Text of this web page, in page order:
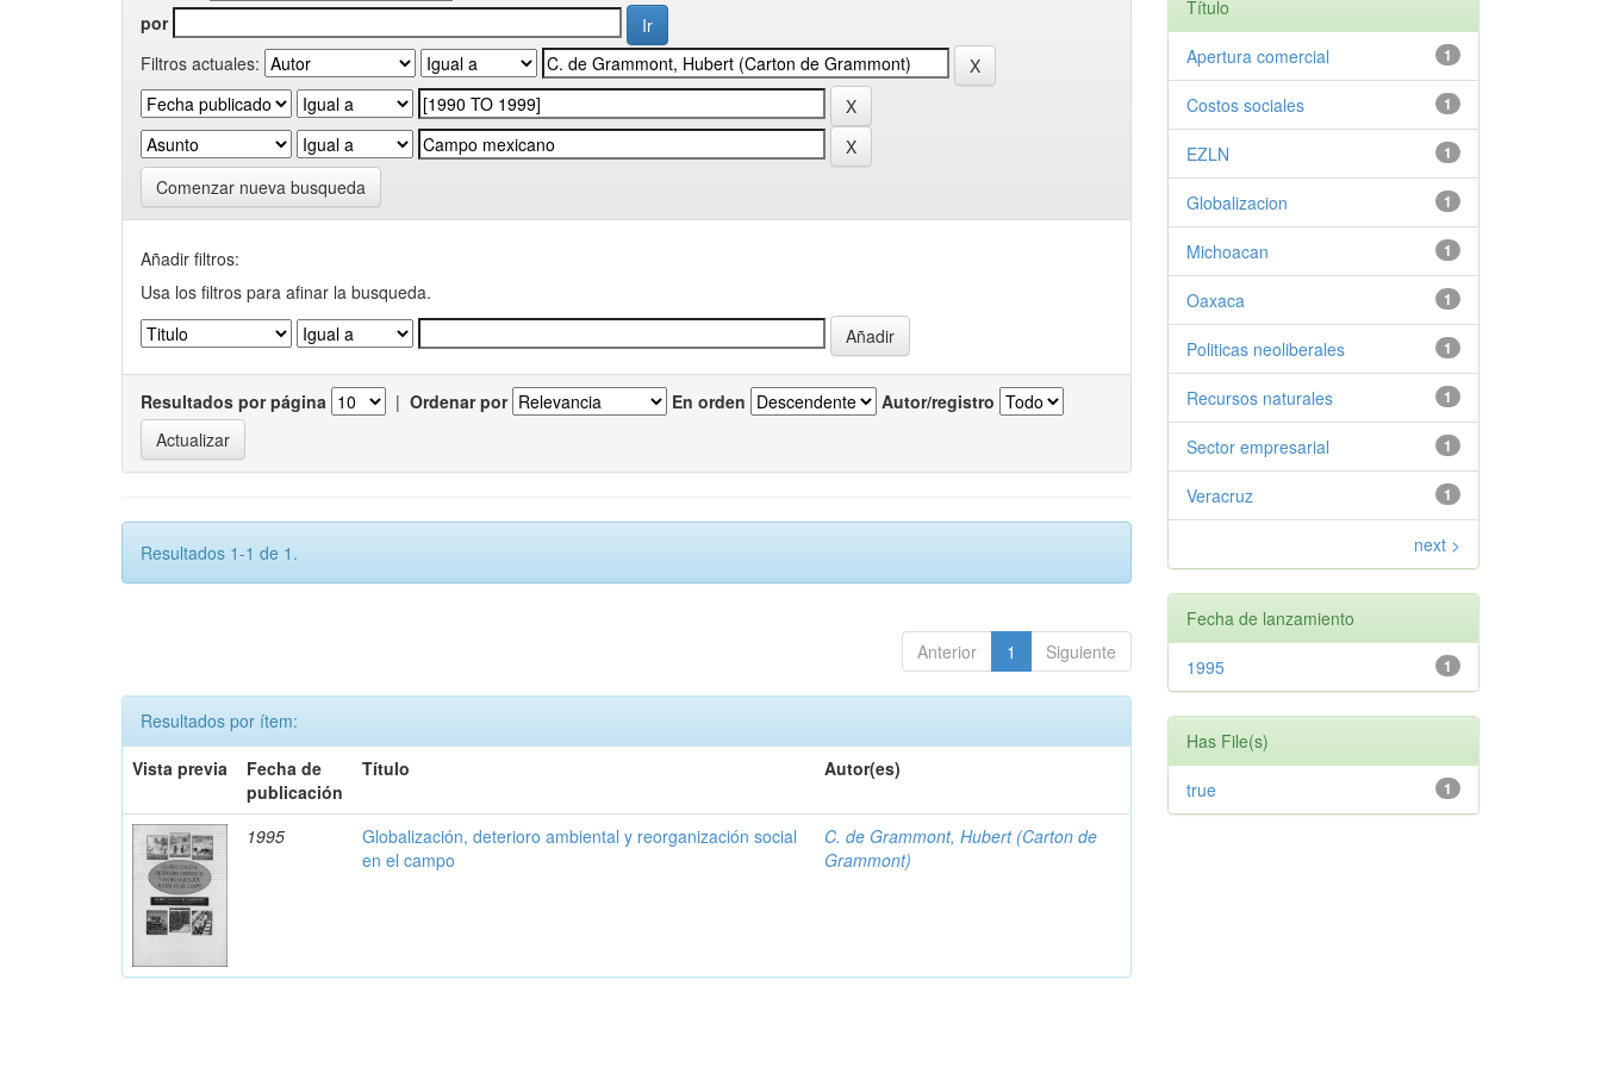
por
Filtros actuales:
Comenzar nueva busqueda
Añadir filtros:
Usa los filtros para afinar la busqueda.
Resultados por página | Ordenar por En orden Autor/registro
Resultados 1-1 de 1.
Anterior 1 Siguiente
Resultados por ítem:
Vista previa
Fecha de
publicación
Título Autor(es)
1995
Globalización, deterioro ambiental y reorganización social
en el campo
C. de Grammont, Hubert (Carton de
Grammont)
Título
1
Apertura comercial
1
Costos sociales
1
EZLN
1
Globalizacion
1
Michoacan
1
Oaxaca
1
Politicas neoliberales
1
Recursos naturales
1
Sector empresarial
1
Veracruz
next >
Fecha de lanzamiento
1
1995
Has File(s)
1
true